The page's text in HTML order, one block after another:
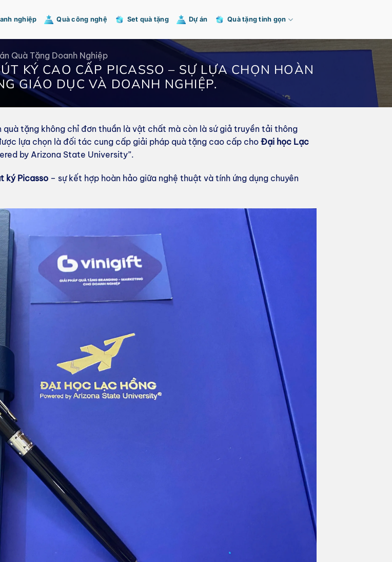
nghiệp Quà công nghệ Set quà tặng Dự án Quà tặng tinh gọn
Quà Tặng Doanh Nghiệp
KÝ CAO CẤP PICASSO – SỰ LỰA CHỌN HOÀN
GIÁO DỤC VÀ DOANH NGHIỆP.
tặng không chỉ đơn thuần là vật chất mà còn là sứ giả truyền tải thông
lựa chọn là đối tác cung cấp giải pháp quà tặng cao cấp cho Đại học Lạc
by Arizona State University”.
ký Picasso – sự kết hợp hoàn hảo giữa nghệ thuật và tính ứng dụng chuyên